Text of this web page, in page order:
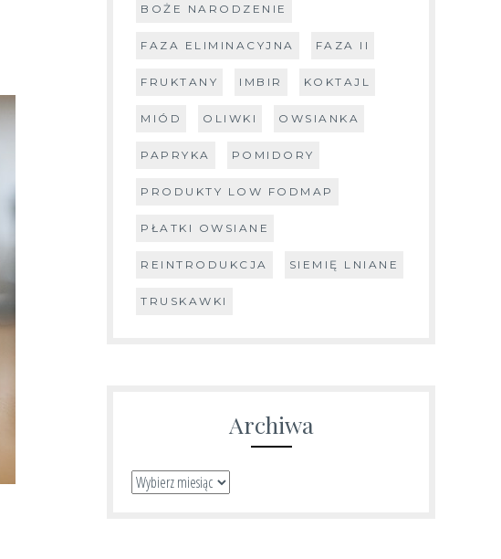
BOŻE NARODZENIE
FAZA ELIMINACYJNA FAZA II
FRUKTANY IMBIR KOKTAJL
MIÓD OLIWKI OWSIANKA
PAPRYKA POMIDORY
PRODUKTY LOW FODMAP
PŁATKI OWSIANE
REINTRODUKCJA SIEMIĘ LNIANE
TRUSKAWKI
Archiwa
Archiwa